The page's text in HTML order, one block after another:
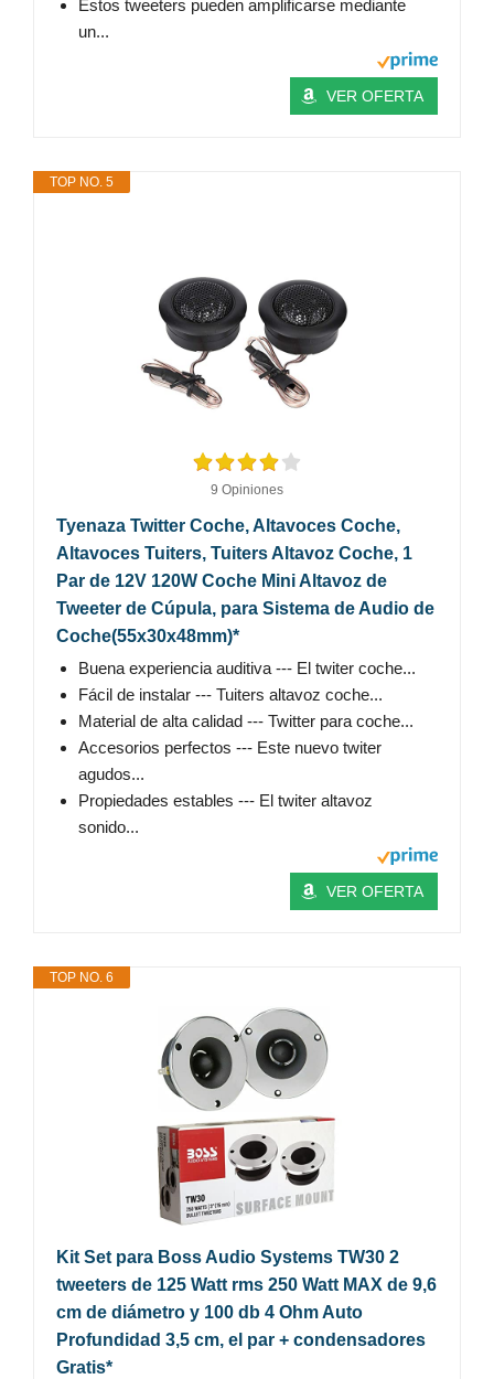
Estos tweeters pueden amplificarse mediante
un...
VER OFERTA
TOP NO. 5
9 Opiniones
Tyenaza Twitter Coche, Altavoces Coche,
Altavoces Tuiters, Tuiters Altavoz Coche, 1
Par de 12V 120W Coche Mini Altavoz de
Tweeter de Cúpula, para Sistema de Audio de
Coche(55x30x48mm)*
Buena experiencia auditiva --- El twiter coche...
Fácil de instalar --- Tuiters altavoz coche...
Material de alta calidad --- Twitter para coche...
Accesorios perfectos --- Este nuevo twiter
agudos...
Propiedades estables --- El twiter altavoz
sonido...
VER OFERTA
TOP NO. 6
Kit Set para Boss Audio Systems TW30 2
tweeters de 125 Watt rms 250 Watt MAX de 9,6
cm de diámetro y 100 db 4 Ohm Auto
Profundidad 3,5 cm, el par + condensadores
Gratis*